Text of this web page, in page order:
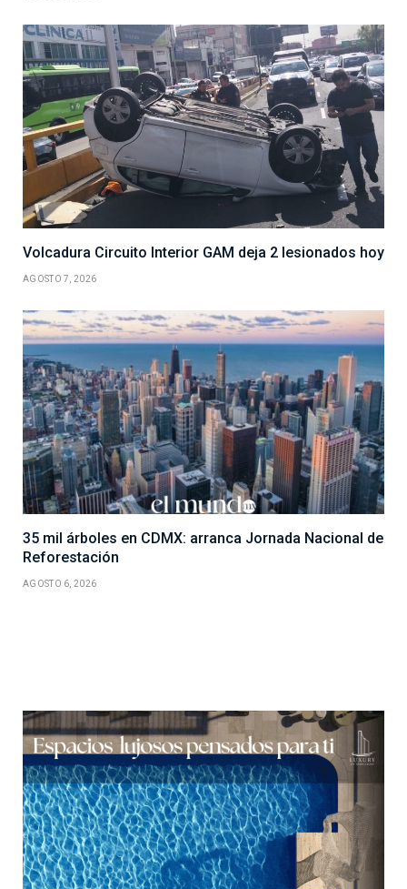
Volcadura Circuito Interior GAM deja 2 lesionados hoy
AGOSTO 7, 2026
35 mil árboles en CDMX: arranca Jornada Nacional de
Reforestación
AGOSTO 6, 2026